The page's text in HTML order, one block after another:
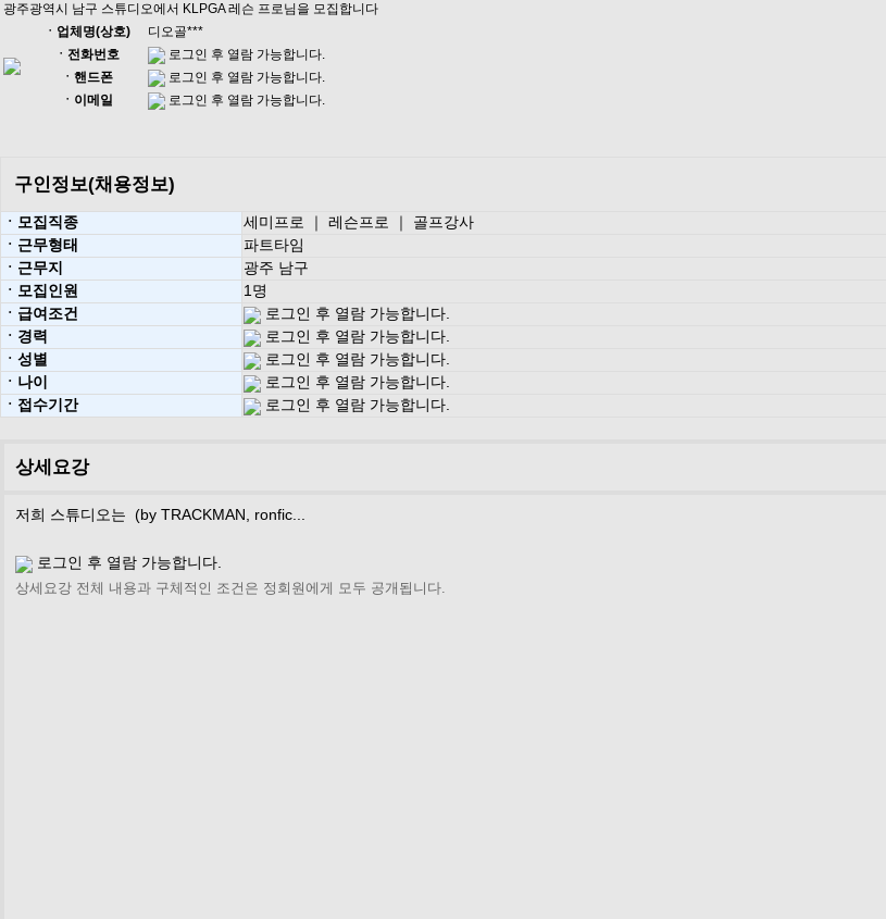
광주광역시 남구 스튜디오에서 KLPGA 레슨 프로님을 모집합니다
ㆍ업체명(상호)
디오골***
ㆍ전화번호
로그인 후 열람 가능합니다.
ㆍ핸드폰
로그인 후 열람 가능합니다.
ㆍ이메일
로그인 후 열람 가능합니다.
구인정보(채용정보)
ㆍ모집직종
세미프로 ｜ 레슨프로 ｜ 골프강사
ㆍ근무형태
파트타임
ㆍ근무지
광주 남구
ㆍ모집인원
1명
ㆍ급여조건
로그인 후 열람 가능합니다.
ㆍ경력
로그인 후 열람 가능합니다.
ㆍ성별
로그인 후 열람 가능합니다.
ㆍ나이
로그인 후 열람 가능합니다.
ㆍ접수기간
로그인 후 열람 가능합니다.
상세요강
저희 스튜디오는 (by TRACKMAN, ronfic...
로그인 후 열람 가능합니다.
상세요강 전체 내용과 구체적인 조건은 정회원에게 모두 공개됩니다.